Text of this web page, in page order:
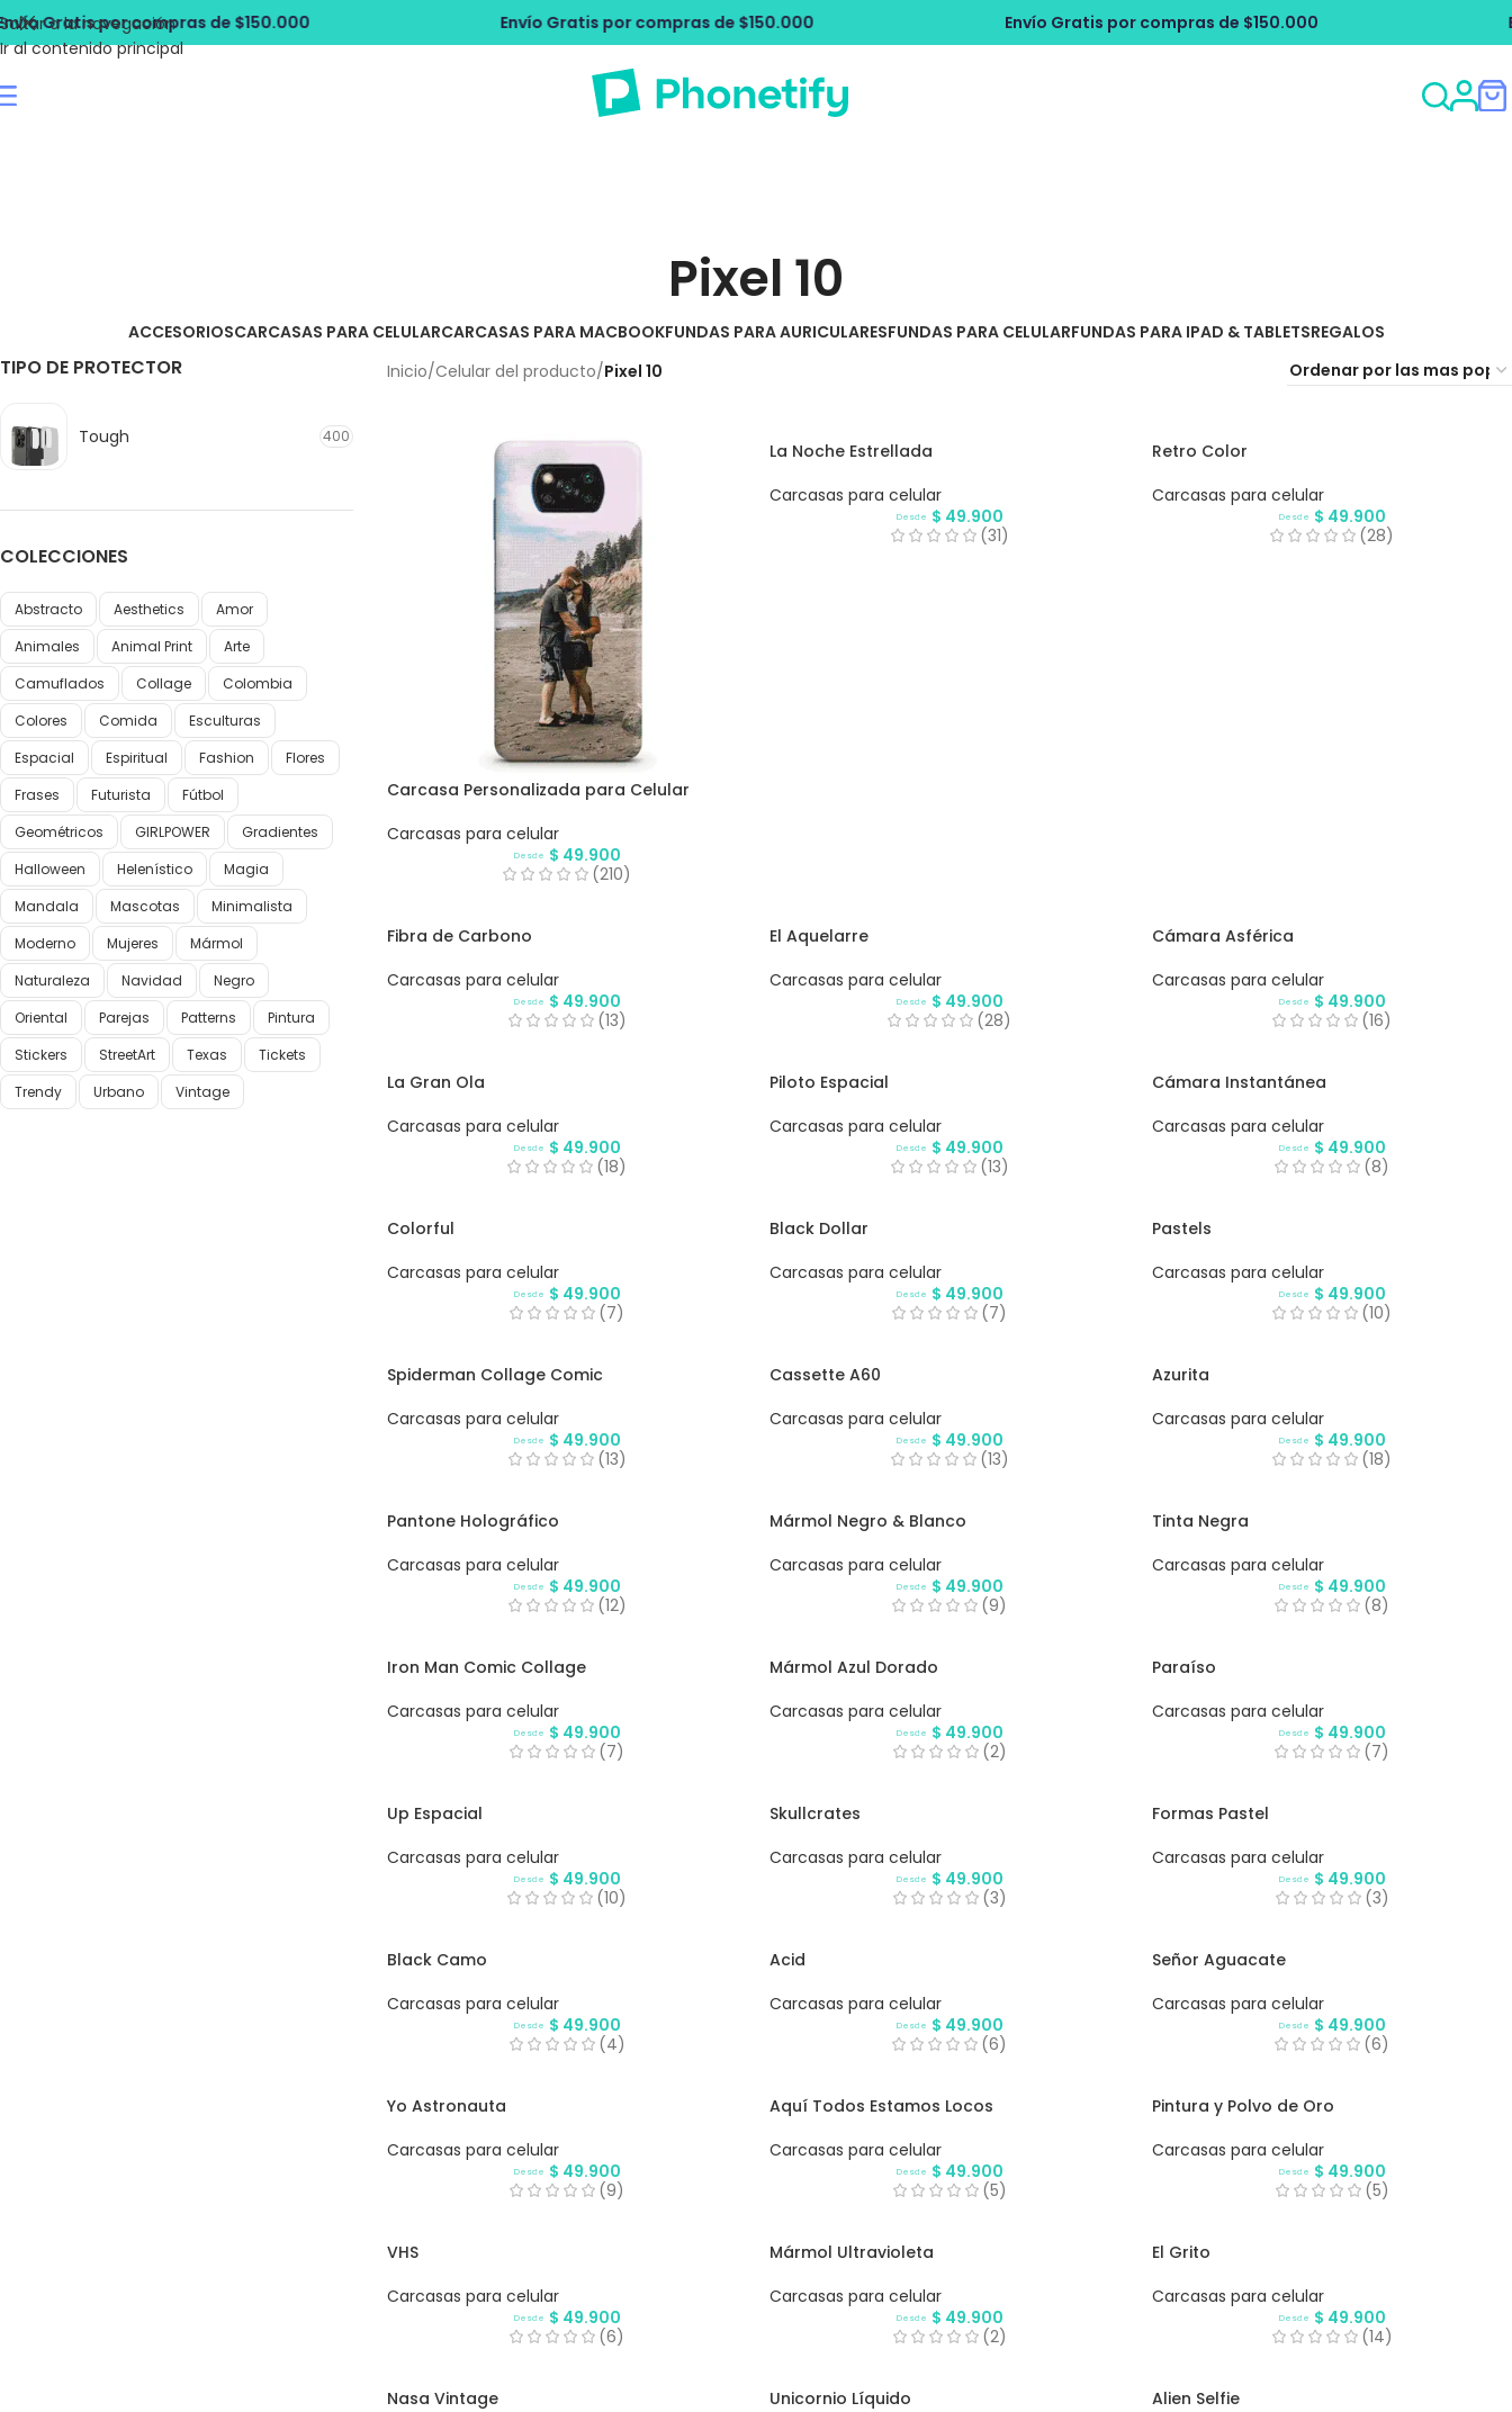
Saltar a la navegación
Ir al contenido principal
Envío Gratis por compras de $150.000 Envío Gratis por compras de $150.000 Envío Gratis por compras de
Pixel 10
ACCESORIOSCARCASAS PARA CELULARCARCASAS PARA MACBOOKFUNDAS PARA AURICULARESFUNDAS PARA CELULARFUNDAS PARA IPAD & TABLETSREGALOS
TIPO DE PROTECTOR
Tough 400
COLECCIONES
Abstracto Aesthetics
Amor
Animales
Animal Print
Arte
Camuflados
Collage
Colombia
Colores
Comida
Esculturas
Espacial
Espiritual Fashion
Flores
Frases
Futurista
Fútbol
Geométricos
GIRLPOWER
Gradientes
Halloween
Helenístico
Magia
Mandala
Mascotas
Minimalista
Moderno
Mujeres
Mármol
Naturaleza
Navidad
Negro
Oriental
Parejas Patterns
Pintura
Stickers
StreetArt Texas
Tickets
Trendy
Urbano Vintage
Inicio/Celular del producto/Pixel 10
Carcasa Personalizada para Celular
Carcasas para celular
Desde $ 49.900
(210)
La Noche Estrellada
Carcasas para celular
Desde $ 49.900
(31)
Retro Color
Carcasas para celular
Desde $ 49.900
(28)
Fibra de Carbono
Carcasas para celular
Desde $ 49.900
(13)
El Aquelarre
Carcasas para celular
Desde $ 49.900
(28)
Cámara Asférica
Carcasas para celular
Desde $ 49.900
(16)
La Gran Ola
Carcasas para celular
Desde $ 49.900
(18)
Piloto Espacial
Carcasas para celular
Desde $ 49.900
(13)
Cámara Instantánea
Carcasas para celular
Desde $ 49.900
(8)
Colorful
Carcasas para celular
Desde $ 49.900
(7)
Black Dollar
Carcasas para celular
Desde $ 49.900
(7)
Pastels
Carcasas para celular
Desde $ 49.900
(10)
Spiderman Collage Comic
Carcasas para celular
Desde $ 49.900
(13)
Cassette A60
Carcasas para celular
Desde $ 49.900
(13)
Azurita
Carcasas para celular
Desde $ 49.900
(18)
Pantone Holográfico
Carcasas para celular
Desde $ 49.900
(12)
Mármol Negro & Blanco
Carcasas para celular
Desde $ 49.900
(9)
Tinta Negra
Carcasas para celular
Desde $ 49.900
(8)
Iron Man Comic Collage
Carcasas para celular
Desde $ 49.900
(7)
Mármol Azul Dorado
Carcasas para celular
Desde $ 49.900
(2)
Paraíso
Carcasas para celular
Desde $ 49.900
(7)
Up Espacial
Carcasas para celular
Desde $ 49.900
(10)
Skullcrates
Carcasas para celular
Desde $ 49.900
(3)
Formas Pastel
Carcasas para celular
Desde $ 49.900
(3)
Black Camo
Carcasas para celular
Desde $ 49.900
(4)
Acid
Carcasas para celular
Desde $ 49.900
(6)
Señor Aguacate
Carcasas para celular
Desde $ 49.900
(6)
Yo Astronauta
Carcasas para celular
Desde $ 49.900
(9)
Aquí Todos Estamos Locos
Carcasas para celular
Desde $ 49.900
(5)
Pintura y Polvo de Oro
Carcasas para celular
Desde $ 49.900
(5)
VHS
Carcasas para celular
Desde $ 49.900
(6)
Mármol Ultravioleta
Carcasas para celular
Desde $ 49.900
(2)
El Grito
Carcasas para celular
Desde $ 49.900
(14)
Nasa Vintage
Unicornio Líquido
Alien Selfie